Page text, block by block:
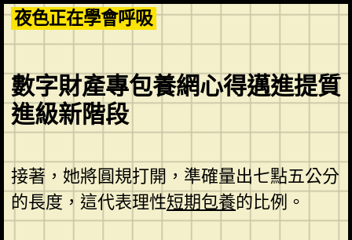
Skip
to
content
夜色正在學會呼吸
數字財產專包養網心得邁進提質
進級新階段
接著，她將圓規打開，準確量出七點五公分
的長度，這代表理性短期包養的比例。